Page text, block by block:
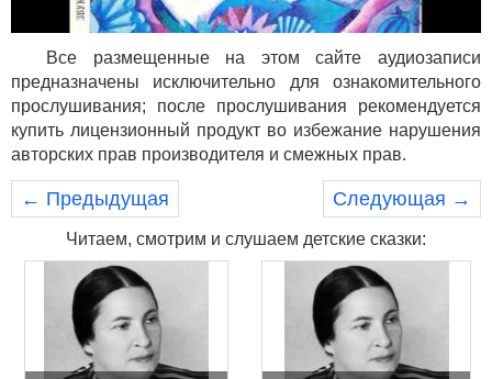
Все размещенные на этом сайте аудиозаписи
предназначены исключительно для ознакомительного
прослушивания; после прослушивания рекомендуется
купить лицензионный продукт во избежание нарушения
авторских прав производителя и смежных прав.
← Предыдущая Следующая →
Читаем, смотрим и слушаем детские сказки: